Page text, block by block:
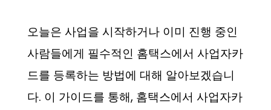
오늘은 사업을 시작하거나 이미 진행 중인
사람들에게 필수적인 홈택스에서 사업자카
드를 등록하는 방법에 대해 알아보겠습니
다. 이 가이드를 통해, 홈택스에서 사업자카